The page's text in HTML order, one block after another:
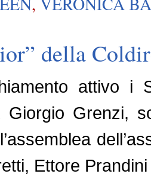
della
attivo
Giorgio Grenzi,
Ettore